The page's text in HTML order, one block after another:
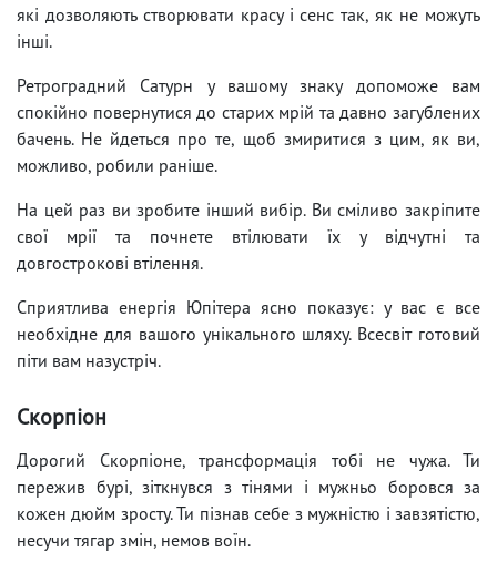
які дозволяють створювати красу і сенс так, як не можуть
інші.
Ретроградний Сатурн у вашому знаку допоможе вам
спокійно повернутися до старих мрій та давно загублених
бачень. Не йдеться про те, щоб змиритися з цим, як ви,
можливо, робили раніше.
На цей раз ви зробите інший вибір. Ви сміливо закріпите
свої мрії та почнете втілювати їх у відчутні та
довгострокові втілення.
Сприятлива енергія Юпітера ясно показує: у вас є все
необхідне для вашого унікального шляху. Всесвіт готовий
піти вам назустріч.
Скорпіон
Дорогий Скорпіоне, трансформація тобі не чужа. Ти
пережив бурі, зіткнувся з тінями і мужньо боровся за
кожен дюйм зросту. Ти пізнав себе з мужністю і завзятістю,
несучи тягар змін, немов воїн.